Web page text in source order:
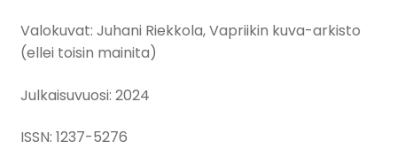
Valokuvat: Juhani Riekkola, Vapriikin kuva-arkisto
(ellei toisin mainita)
Julkaisuvuosi: 2024
ISSN: 1237-5276